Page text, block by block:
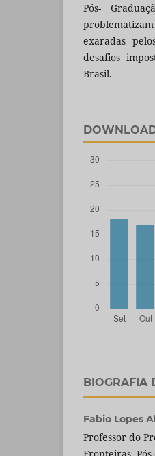
Pós-
exaradas
desafios
Brasil.
BIOGRAFIA
Fabio Lopes
Professor do